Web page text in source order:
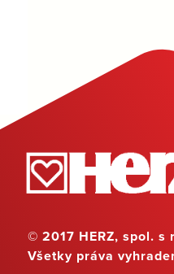
© 2017 HERZ, spol. s
Všetky práva